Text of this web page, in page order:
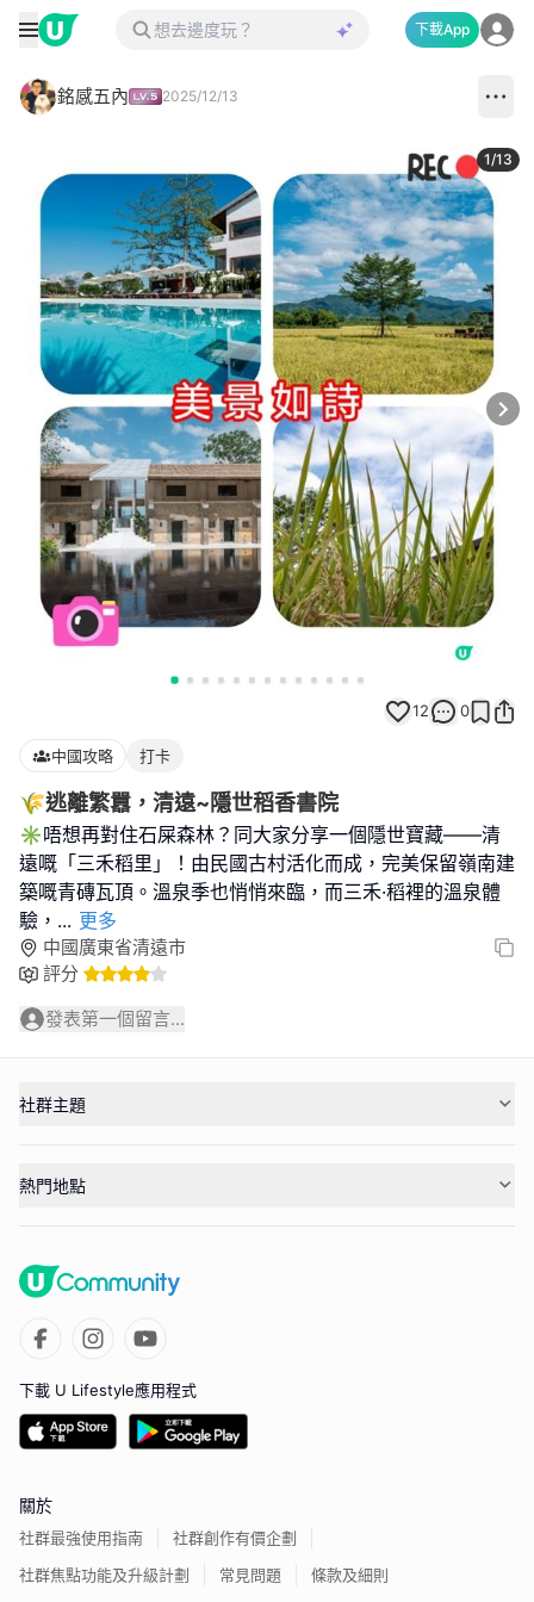
下載App
銘感五內 2025/12/13
1/13
12 0
中國攻略 打卡
🌾逃離繁囂，清遠~隱世稻香書院
✳️唔想再對住石屎森林？同大家分享一個隱世寶藏——清
遠嘅「三禾稻里」！由民國古村活化而成，完美保留嶺南建
築嘅青磚瓦頂。溫泉季也悄悄來臨，而三禾·稻裡的溫泉體
驗， ... 更多
中國廣東省清遠市
評分
發表第一個留言...
社群主題
熱門地點
下載 U Lifestyle應用程式
關於
社群最強使用指南
社群創作有價企劃
社群焦點功能及升級計劃
常見問題 條款及細則